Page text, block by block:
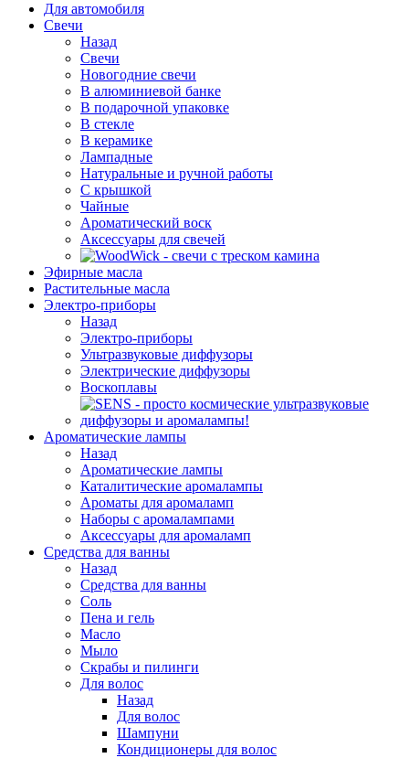
Для автомобиля
Свечи
Назад
Свечи
Новогодние свечи
В алюминиевой банке
В подарочной упаковке
В стекле
В керамике
Лампадные
Натуральные и ручной работы
С крышкой
Чайные
Ароматический воск
Аксессуары для свечей
Эфирные масла
Растительные масла
Электро-приборы
Назад
Электро-приборы
Ультразвуковые диффузоры
Электрические диффузоры
Воскоплавы
Ароматические лампы
Назад
Ароматические лампы
Каталитические аромалампы
Ароматы для аромаламп
Наборы с аромалампами
Аксессуары для аромаламп
Средства для ванны
Назад
Средства для ванны
Соль
Пена и гель
Масло
Мыло
Скрабы и пилинги
Для волос
Назад
Для волос
Шампуни
Кондиционеры для волос